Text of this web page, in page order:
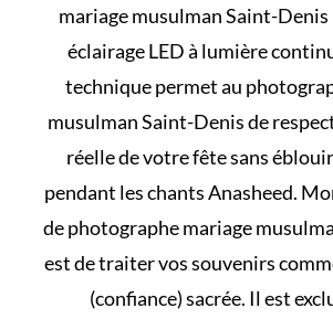
mariage musulman Saint-
éclairage LED à lumière
technique permet au
musulman Saint-Denis de
réelle de votre fête sans
pendant les chants Anasheed.
de photographe mariage
est de traiter vos souvenirs
(confiance) sacrée. Il est